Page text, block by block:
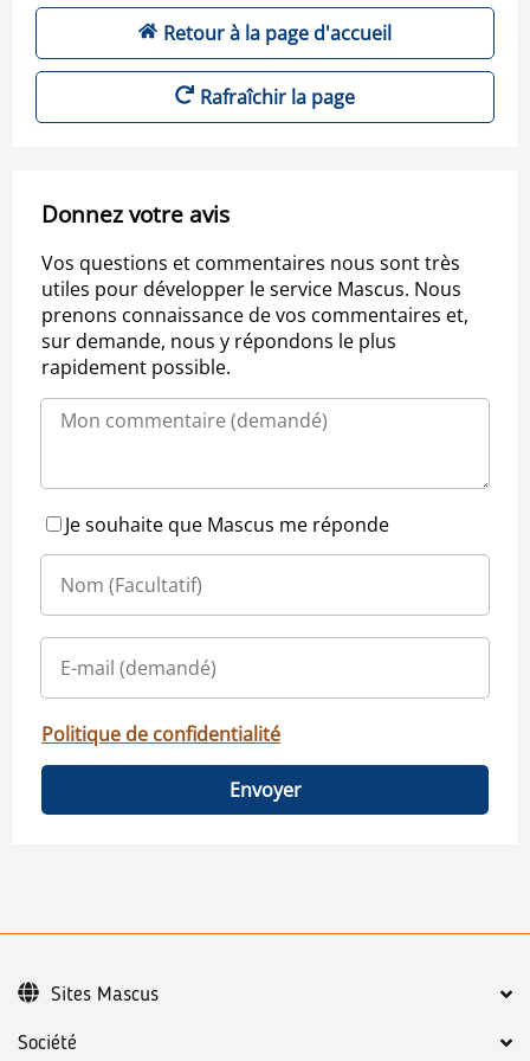
Retour à la page d'accueil
Rafraîchir la page
Donnez votre avis
Vos questions et commentaires nous sont très
utiles pour développer le service Mascus. Nous
prenons connaissance de vos commentaires et,
sur demande, nous y répondons le plus
rapidement possible.
Je souhaite que Mascus me réponde
Politique de confidentialité
Envoyer
Société
Sites Mascus